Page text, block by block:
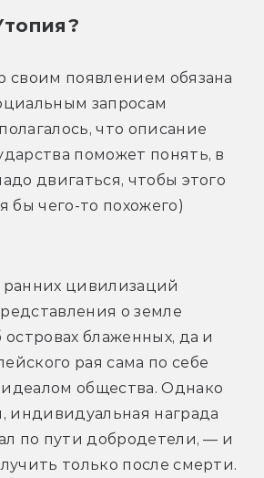
своим появлением обязана
запросам
что описание
поможет понять, в
двигаться, чтобы этого
бы чего-то похожего)
цивилизаций
о земле
островах блаженных, да и
рая сама по себе
общества. Однако
индивидуальная награда
по пути добродетели, — и
только после смерти.